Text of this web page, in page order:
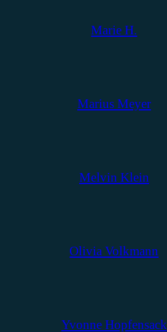
Marie H.
Marius Meyer
Melvin Klein
Olivia Volkmann
Yvonne Hopfensack